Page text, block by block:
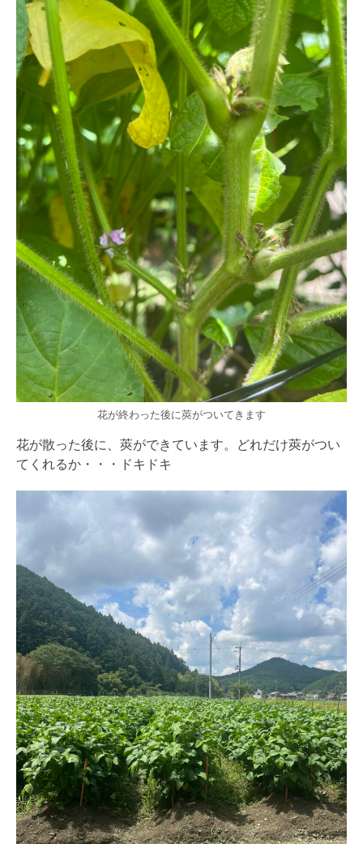
花が終わった後に莢がついてきます
花が散った後に、莢ができています。どれだけ莢がつい
てくれるか・・・ドキドキ